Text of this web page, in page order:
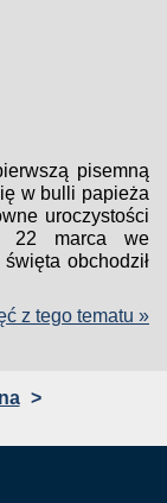
pisemną
w bulli papieża
uroczystości
22 marca we
obchodził
z tego tematu »
>